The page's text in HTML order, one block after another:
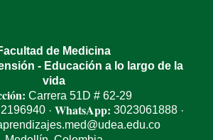
de Medicina
- Educación a lo largo de la
vida
Carrera 51D # 62-29
· WhatsApp: 3023061888·